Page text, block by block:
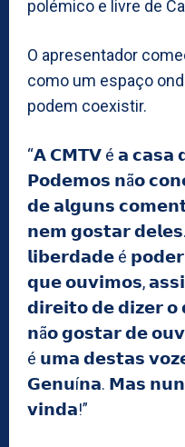
polémico e livre de
O apresentador
como um espaço
podem coexistir.
“𝗔 𝗖𝗠𝗧𝗩 é 𝗮 𝗰𝗮𝘀𝗮
𝗣𝗼𝗱𝗲𝗺𝗼𝘀 𝗻ã𝗼
𝗱𝗲 𝗮𝗹𝗴𝘂𝗻𝘀
𝗻𝗲𝗺 𝗴𝗼𝘀𝘁𝗮𝗿
𝗹𝗶𝗯𝗲𝗿𝗱𝗮𝗱𝗲 é
𝗾𝘂𝗲 𝗼𝘂𝘃𝗶𝗺𝗼𝘀,
𝗱𝗶𝗿𝗲𝗶𝘁𝗼 𝗱𝗲 𝗱𝗶𝘇𝗲𝗿
𝗻ã𝗼 𝗴𝗼𝘀𝘁𝗮𝗿 𝗱𝗲
é 𝘂𝗺𝗮 𝗱𝗲𝘀𝘁𝗮𝘀
𝗚𝗲𝗻𝘂í𝗻𝗮. 𝗠𝗮𝘀
𝘃𝗶𝗻𝗱𝗮!”